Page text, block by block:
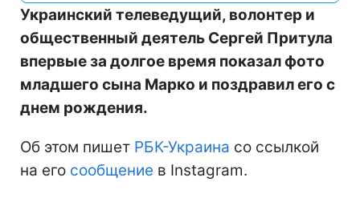
Украинский телеведущий, волонтер и
общественный деятель Сергей Притула
впервые за долгое время показал фото
младшего сына Марко и поздравил его с
днем рождения.
Об этом пишет РБК-Украина со ссылкой
на его сообщение в Instagram.